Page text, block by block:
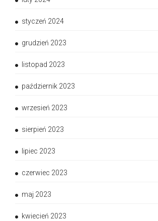
styczeń 2024
grudzień 2023
listopad 2023
październik 2023
wrzesień 2023
sierpień 2023
lipiec 2023
czerwiec 2023
maj 2023
kwiecień 2023